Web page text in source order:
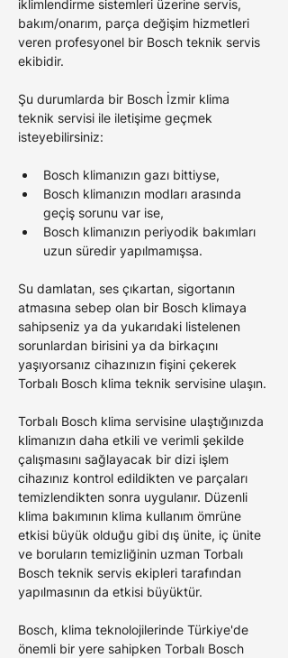
iklimlendirme sistemleri üzerine servis,
bakım/onarım, parça değişim hizmetleri
veren profesyonel bir Bosch teknik servis
ekibidir.
Şu durumlarda bir Bosch İzmir klima
teknik servisi ile iletişime geçmek
isteyebilirsiniz:
Bosch klimanızın gazı bittiyse,
Bosch klimanızın modları arasında
geçiş sorunu var ise,
Bosch klimanızın periyodik bakımları
uzun süredir yapılmamışsa.
Su damlatan, ses çıkartan, sigortanın
atmasına sebep olan bir Bosch klimaya
sahipseniz ya da yukarıdaki listelenen
sorunlardan birisini ya da birkaçını
yaşıyorsanız cihazınızın fişini çekerek
Torbalı Bosch klima teknik servisine ulaşın.
Torbalı Bosch klima servisine ulaştığınızda
klimanızın daha etkili ve verimli şekilde
çalışmasını sağlayacak bir dizi işlem
cihazınız kontrol edildikten ve parçaları
temizlendikten sonra uygulanır. Düzenli
klima bakımının klima kullanım ömrüne
etkisi büyük olduğu gibi dış ünite, iç ünite
ve boruların temizliğinin uzman Torbalı
Bosch teknik servis ekipleri tarafından
yapılmasının da etkisi büyüktür.
Bosch, klima teknolojilerinde Türkiye'de
önemli bir yere sahipken Torbalı Bosch